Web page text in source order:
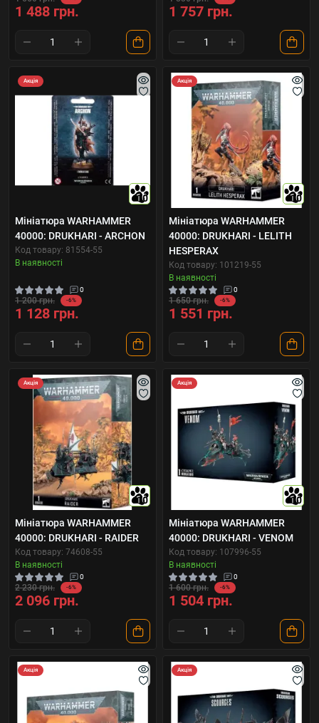
1 488 грн. 1 757 грн.
Акція
10
Мініатюра WARHAMMER
40000: DRUKHARI - ARCHON
Код товару: 81554-55
В наявності
0
1 200 грн. -6%
1 128 грн.
Акція
10
Мініатюра WARHAMMER
40000: DRUKHARI - LELITH
HESPERAX
Код товару: 101219-55
В наявності
0
1 650 грн. -6%
1 551 грн.
Акція
10
Мініатюра WARHAMMER
40000: DRUKHARI - RAIDER
Код товару: 74608-55
В наявності
0
2 230 грн. -6%
2 096 грн.
Акція
10
Мініатюра WARHAMMER
40000: DRUKHARI - VENOM
Код товару: 107996-55
В наявності
0
1 600 грн. -6%
1 504 грн.
Акція Акція